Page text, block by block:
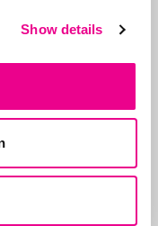
Show details
over